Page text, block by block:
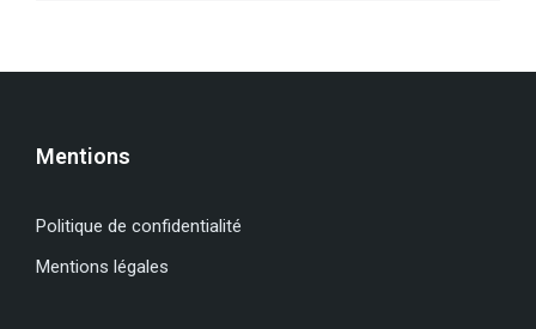
Mentions
Politique de confidentialité
Mentions légales